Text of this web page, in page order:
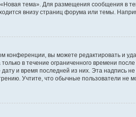
тема». Для размещения сообщения в
внизу страниц форума или темы.
конференции, вы можете редактировать и
в течение ограниченного времени
дату и время последней из них. Эта
Учтите, что обычные пользователи не